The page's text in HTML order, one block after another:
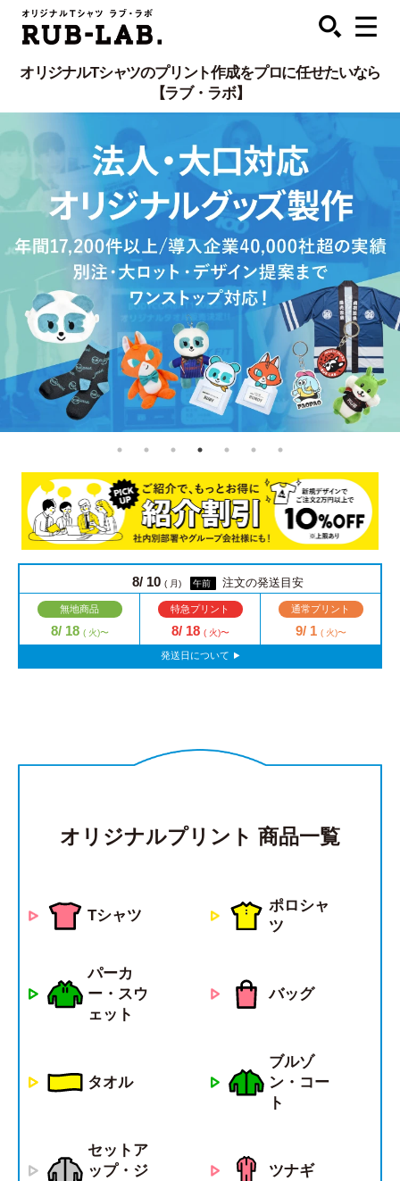
オリジナルTシャツのプリント作成をプロに任せたいなら
【ラブ・ラボ】
8/ 10 ( 月) 午前 注文の発送目安
無地商品
8/ 18 ( 火)〜
特急プリント
8/ 18 ( 火)〜
通常プリント
9/ 1 ( 火)〜
発送日について
オリジナルプリント 商品一覧
Tシャツ
ポロシャ
ツ
パーカ
ー・スウ
ェット
バッグ
タオル
ブルゾ
ン・コー
ト
セットア
ップ・ジ
ツナギ